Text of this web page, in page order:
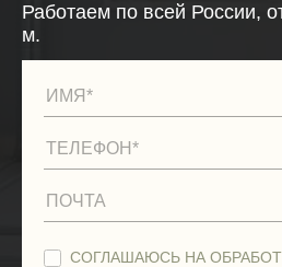
Работаем по всей России,
м.
СОГЛАШАЮСЬ НА